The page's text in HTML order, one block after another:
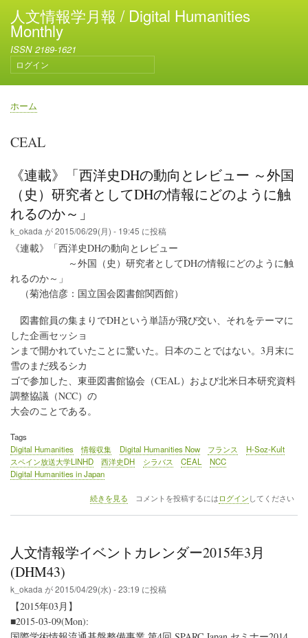
メ
イ
コ
テ
人文情報学月報 / Digital Humanities
Monthly
ISSN 2189-1621
ユ
ー
ザ
ー
カ
ン
ト
メ
ニ
ュ
ー
ログイン
パ
く
ホーム
CEAL
《連載》「西洋史DHの動向とレビュー ～外国
（史）研究者としてDHの情報にどのように触
れるのか～」
k_okada が2015/06/29(月) - 19:45 に投稿
《連載》「西洋史DHの動向とレビュー
～外国（史）研究者としてDHの情報にどのように触
れるのか～」
（菊池信彦：国立国会図書館関西館）
図書館員の集まりでDHという単語が飛び交い、それをテーマに
した企画セッショ
ンまで開かれていたことに驚いた。日本のことではない。3月末に
雪のまだ残るシカ
ゴで参加した、東亜図書館協会（CEAL）および北米日本研究資料
調整協議（NCC）の
大会のことである。
Tags
Digital Humanities
情報収集 Digital Humanities Now フランス
H-Soz-Kult
スペイン放送大学LINHD
西洋史DH シラバス CEAL
NCC
Digital Humanities in Japan
《連
DH
向
続きを見る コメントを投稿するには ログイン してください
人文情報学イベントカレンダー2015年3月
(DHM43)
k_okada が2015/04/29(水) - 23:19 に投稿
【2015年03月】
■2015-03-09(Mon):